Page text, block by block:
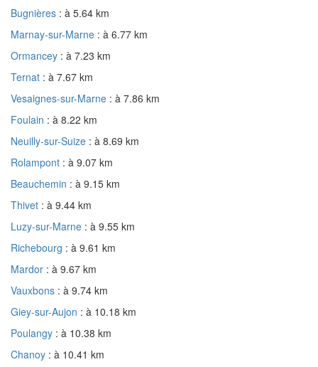
Bugnières : à 5.64 km
Marnay-sur-Marne : à 6.77 km
Ormancey : à 7.23 km
Ternat : à 7.67 km
Vesaignes-sur-Marne : à 7.86 km
Foulain : à 8.22 km
Neuilly-sur-Suize : à 8.69 km
Rolampont : à 9.07 km
Beauchemin : à 9.15 km
Thivet : à 9.44 km
Luzy-sur-Marne : à 9.55 km
Richebourg : à 9.61 km
Mardor : à 9.67 km
Vauxbons : à 9.74 km
Giey-sur-Aujon : à 10.18 km
Poulangy : à 10.38 km
Chanoy : à 10.41 km